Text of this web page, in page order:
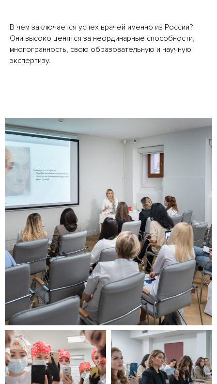
В чем заключается успех врачей именно из России?
Они высоко ценятся за неординарные способности,
многогранность, свою образовательную и научную
экспертизу.